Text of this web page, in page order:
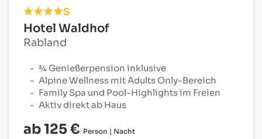
S
Hotel Waldhof
Rabland
¾ Genießerpension inklusive
Alpine Wellness mit Adults Only-Bereich
Family Spa und Pool-Highlights im Freien
Aktiv direkt ab Haus
ab 125 € Person | Nacht